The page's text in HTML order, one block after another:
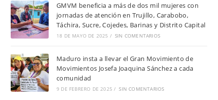
GMVM beneficia a más de dos mil mujeres con
jornadas de atención en Trujillo, Carabobo,
Táchira, Sucre, Cojedes, Barinas y Distrito Capital
18 DE MAYO DE 2025 / SIN COMENTARIOS
Maduro insta a llevar el Gran Movimiento de
Movimientos Josefa Joaquina Sánchez a cada
comunidad
9 DE FEBRERO DE 2025 / SIN COMENTARIOS